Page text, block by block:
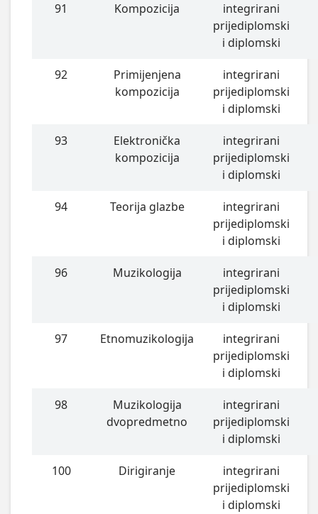
91 Kompozicija
integrirani
prijediplomski
i diplomski
92
Primijenjena
kompozicija
integrirani
prijediplomski
i diplomski
93
Elektronička
kompozicija
integrirani
prijediplomski
i diplomski
94 Teorija glazbe
integrirani
prijediplomski
i diplomski
96 Muzikologija
integrirani
prijediplomski
i diplomski
97 Etnomuzikologija
integrirani
prijediplomski
i diplomski
98
Muzikologija
dvopredmetno
integrirani
prijediplomski
i diplomski
100 Dirigiranje
integrirani
prijediplomski
i diplomski